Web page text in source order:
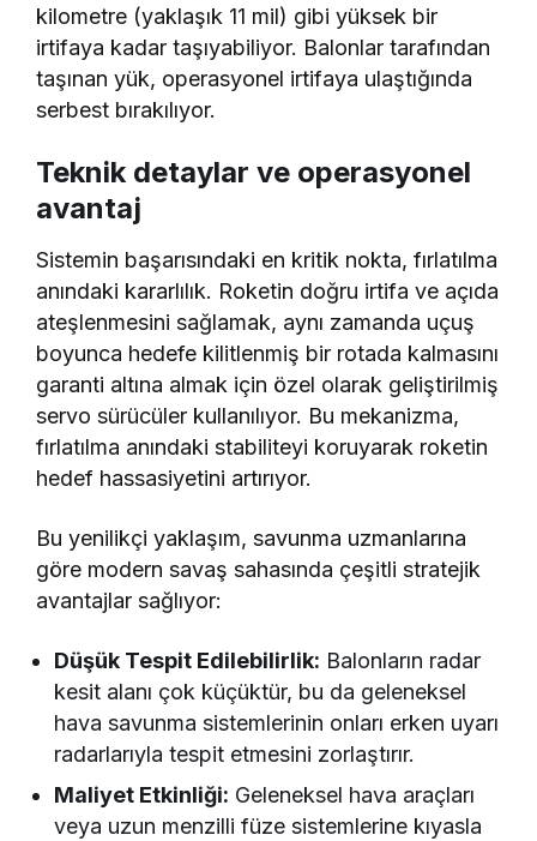
kilometre (yaklaşık 11 mil) gibi yüksek bir
irtifaya kadar taşıyabiliyor. Balonlar tarafından
taşınan yük, operasyonel irtifaya ulaştığında
serbest bırakılıyor.
Teknik detaylar ve operasyonel
avantaj
Sistemin başarısındaki en kritik nokta, fırlatılma
anındaki kararlılık. Roketin doğru irtifa ve açıda
ateşlenmesini sağlamak, aynı zamanda uçuş
boyunca hedefe kilitlenmiş bir rotada kalmasını
garanti altına almak için özel olarak geliştirilmiş
servo sürücüler kullanılıyor. Bu mekanizma,
fırlatılma anındaki stabiliteyi koruyarak roketin
hedef hassasiyetini artırıyor.
Bu yenilikçi yaklaşım, savunma uzmanlarına
göre modern savaş sahasında çeşitli stratejik
avantajlar sağlıyor:
Düşük Tespit Edilebilirlik: Balonların radar
kesit alanı çok küçüktür, bu da geleneksel
hava savunma sistemlerinin onları erken uyarı
radarlarıyla tespit etmesini zorlaştırır.
Maliyet Etkinliği: Geleneksel hava araçları
veya uzun menzilli füze sistemlerine kıyasla